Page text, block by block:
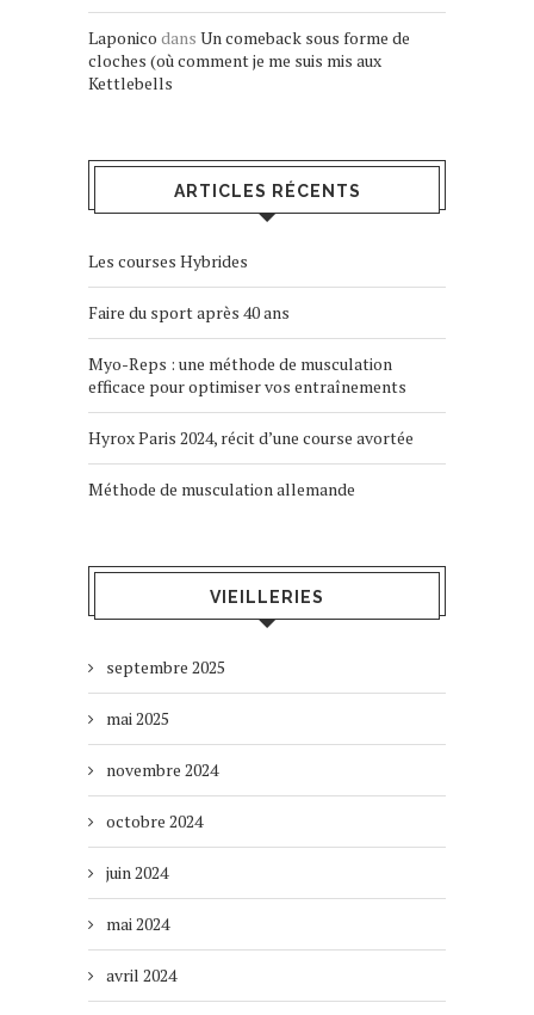
Laponico dans Un comeback sous forme de
cloches (où comment je me suis mis aux
Kettlebells
ARTICLES RÉCENTS
Les courses Hybrides
Faire du sport après 40 ans
Myo-Reps : une méthode de musculation
efficace pour optimiser vos entraînements
Hyrox Paris 2024, récit d’une course avortée
Méthode de musculation allemande
VIEILLERIES
septembre 2025
mai 2025
novembre 2024
octobre 2024
juin 2024
mai 2024
avril 2024